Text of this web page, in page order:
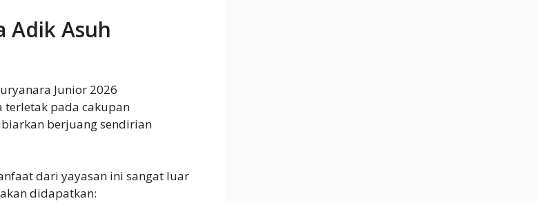
Adik Asuh
Junior 2026
pada cakupan
berjuang sendirian
dari yayasan ini sangat luar
didapatkan: